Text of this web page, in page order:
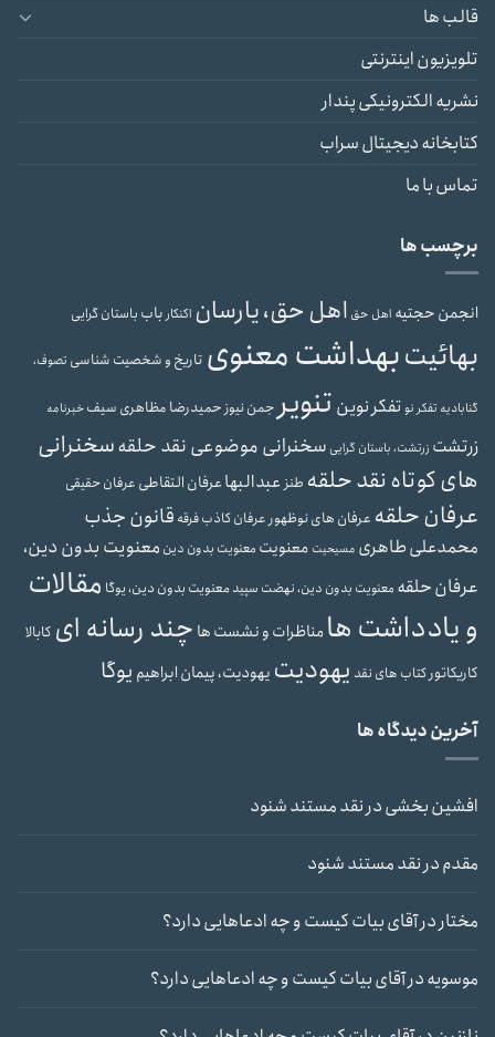
قالب ها
تلویزیون اینترنتی
نشریه الکترونیکی پندار
کتابخانه دیجیتال سراب
تماس با ما
برچسب ها
انجمن حجتیه اهل حق اهل حق، یارسان اکنکارباب باستان گرایی
بهائیتبهداشت معنوی تاریخ و شخصیت شناسی تصوف،
گنابادیه تفکر نوتفکر نوین تنویرجمن نیوزحمیدرضا مظاهری سیفخبرنامه
زرتشت زرتشت، باستان گرایی سخنرانی موضوعی نقد حلقهسخنرانی
های کوتاه نقد حلقه طنزعبدالبهاعرفان التقاطی عرفان حقیقی
عرفان حلقه عرفان های نوظهورعرفان کاذبفرقه قانون جذب
محمدعلی طاهری مسیحیت معنویت معنویت بدون دین معنویت بدون دین،
عرفان حلقه معنویت بدون دین، نهضت سپیدمعنویت بدون دین، یوگا مقالات
و یادداشت هامناظرات و نشست ها چند رسانه ای کابالا
کاریکاتورکتاب های نقد یهودیت یهودیت، پیمان ابراهیم یوگا
آخرین دیدگاه ها
افشین بخشیدرنقد مستند شنود
مقدمدرنقد مستند شنود
مختاردرآقای بیات کیست و چه ادعاهایی دارد؟
موسویهدرآقای بیات کیست و چه ادعاهایی دارد؟